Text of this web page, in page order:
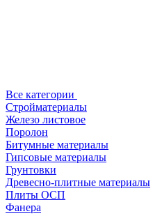
Все категории
Стройматериалы
Железо листовое
Поролон
Битумные материалы
Гипсовые материалы
Грунтовки
Древесно-плитные материалы
Плиты ОСП
Фанера